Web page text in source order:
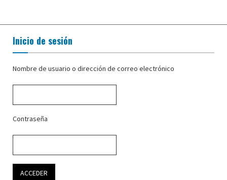
Inicio de sesión
Nombre de usuario o dirección de correo electrónico
Contraseña